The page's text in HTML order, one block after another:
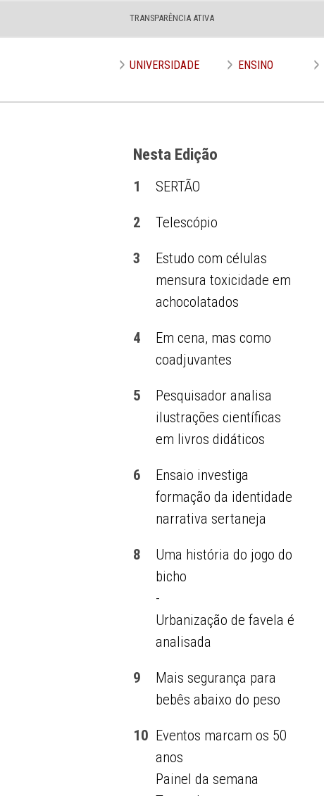
TRANSPARÊNCIA ATIVA
UNIVERSIDADE ENSINO
Nesta Edição
1 SERTÃO
2 Telescópio
3
Estudo com células
mensura toxicidade em
achocolatados
4
Em cena, mas como
coadjuvantes
5
Pesquisador analisa
ilustrações científicas
em livros didáticos
6
Ensaio investiga
formação da identidade
narrativa sertaneja
8
Uma história do jogo do
bicho
-
Urbanização de favela é
analisada
9
Mais segurança para
bebês abaixo do peso
10 Eventos marcam os 50
anos
Painel da semana